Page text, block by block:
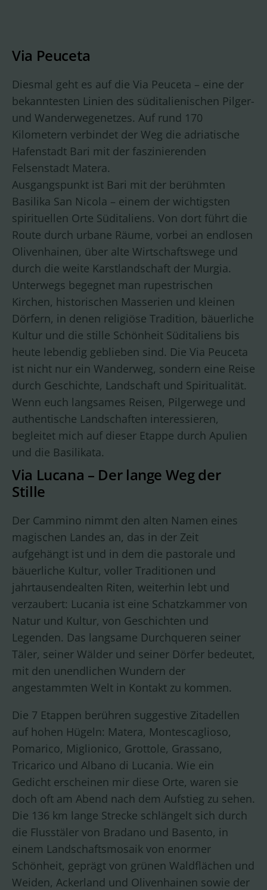
Via Peuceta
Diesmal geht es auf die Via Peuceta – eine der
bekanntesten Linien des süditalienischen Pilger-
und Wanderwegenetzes. Auf rund 170
Kilometern verbindet der Weg die adriatische
Hafenstadt Bari mit der faszinierenden
Felsenstadt Matera.
Ausgangspunkt ist Bari mit der berühmten
Basilika San Nicola – einem der wichtigsten
spirituellen Orte Süditaliens. Von dort führt die
Route durch urbane Räume, vorbei an endlosen
Olivenhainen, über alte Wirtschaftswege und
durch die weite Karstlandschaft der Murgia.
Unterwegs begegnet man rupestrischen
Kirchen, historischen Masserien und kleinen
Dörfern, in denen religiöse Tradition, bäuerliche
Kultur und die stille Schönheit Süditaliens bis
heute lebendig geblieben sind. Die Via Peuceta
ist nicht nur ein Wanderweg, sondern eine Reise
durch Geschichte, Landschaft und Spiritualität.
Wenn euch langsames Reisen, Pilgerwege und
authentische Landschaften interessieren,
begleitet mich auf dieser Etappe durch Apulien
und die Basilikata.
Via Lucana – Der lange Weg der
Stille
Der Cammino nimmt den alten Namen eines
magischen Landes an, das in der Zeit
aufgehängt ist und in dem die pastorale und
bäuerliche Kultur, voller Traditionen und
jahrtausendealten Riten, weiterhin lebt und
verzaubert: Lucania ist eine Schatzkammer von
Natur und Kultur, von Geschichten und
Legenden. Das langsame Durchqueren seiner
Täler, seiner Wälder und seiner Dörfer bedeutet,
mit den unendlichen Wundern der
angestammten Welt in Kontakt zu kommen.
Die 7 Etappen berühren suggestive Zitadellen
auf hohen Hügeln: Matera, Montescaglioso,
Pomarico, Miglionico, Grottole, Grassano,
Tricarico und Albano di Lucania. Wie ein
Gedicht erscheinen mir diese Orte, waren sie
doch oft am Abend nach dem Aufstieg zu sehen.
Die 136 km lange Strecke schlängelt sich durch
die Flusstäler von Bradano und Basento, in
einem Landschaftsmosaik von enormer
Schönheit, geprägt von grünen Waldflächen und
Weiden, Ackerland und Olivenhainen sowie der